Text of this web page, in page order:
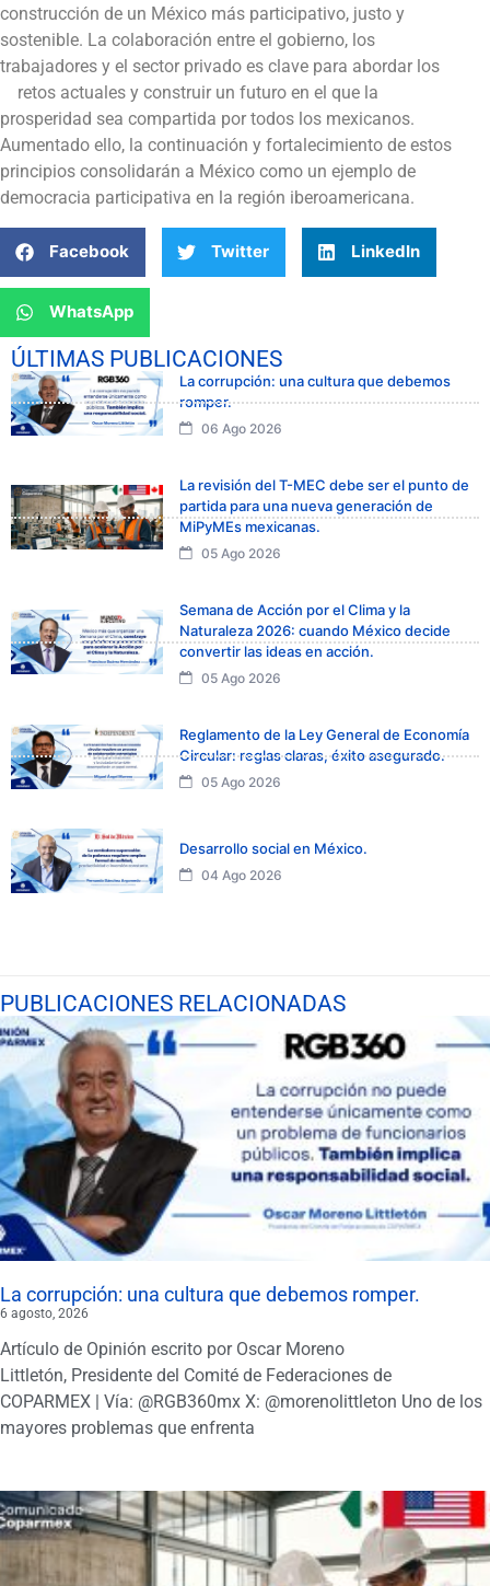
construcción de un México más participativo, justo y
sostenible. La colaboración entre el gobierno, los
trabajadores y el sector privado es clave para abordar los
retos actuales y construir un futuro en el que la
prosperidad sea compartida por todos los mexicanos.
Aumentado ello, la continuación y fortalecimiento de estos
principios consolidarán a México como un ejemplo de
democracia participativa en la región iberoamericana.
Facebook Twitter LinkedIn
WhatsApp
ÚLTIMAS PUBLICACIONES
La corrupción: una cultura que debemos
romper.
06 Ago 2026
La revisión del T-MEC debe ser el punto de
partida para una nueva generación de
MiPyMEs mexicanas.
05 Ago 2026
Semana de Acción por el Clima y la
Naturaleza 2026: cuando México decide
convertir las ideas en acción.
05 Ago 2026
Reglamento de la Ley General de Economía
Circular: reglas claras, éxito asegurado.
05 Ago 2026
Desarrollo social en México.
04 Ago 2026
PUBLICACIONES RELACIONADAS
La corrupción: una cultura que debemos romper.
6 agosto, 2026
Artículo de Opinión escrito por Oscar Moreno
Littletón, Presidente del Comité de Federaciones de
COPARMEX | Vía: @RGB360mx X: @morenolittleton Uno de los
mayores problemas que enfrenta